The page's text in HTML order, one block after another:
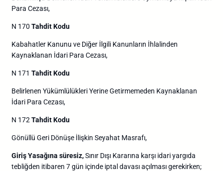
Para Cezası,
N 170 Tahdit Kodu
Kabahatler Kanunu ve Diğer İlgili Kanunların İhlalinden
Kaynaklanan İdari Para Cezası,
N 171 Tahdit Kodu
Belirlenen Yükümlülükleri Yerine Getirmemeden Kaynaklanan
İdari Para Cezası,
N 172 Tahdit Kodu
Gönüllü Geri Dönüşe İlişkin Seyahat Masrafı,
Giriş Yasağına süresiz,Sınır Dışı Kararına karşı idari yargıda
tebliğden itibaren 7 gün içinde iptal davası açılması gerekirken;